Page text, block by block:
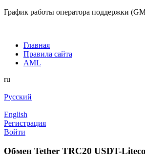
График работы оператора поддержки
Главная
Правила сайта
AML
ru
Русский
English
Регистрация
Войти
Обмен Tether TRC20 USDT-